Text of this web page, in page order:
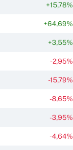
+15,78%
+64,69%
+3,55%
-2,95%
-15,79%
-8,65%
-3,95%
-4,64%